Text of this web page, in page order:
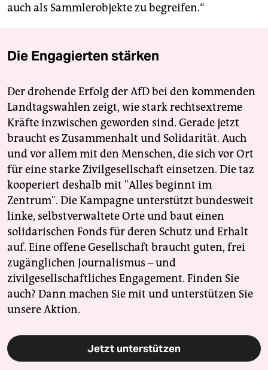
auch als Sammlerobjekte zu begreifen.“
Die Engagierten stärken
Der drohende Erfolg der AfD bei den kommenden
Landtagswahlen zeigt, wie stark rechtsextreme
Kräfte inzwischen geworden sind. Gerade jetzt
braucht es Zusammenhalt und Solidarität. Auch
und vor allem mit den Menschen, die sich vor Ort
für eine starke Zivilgesellschaft einsetzen. Die taz
kooperiert deshalb mit "Alles beginnt im
Zentrum". Die Kampagne unterstützt bundesweit
linke, selbstverwaltete Orte und baut einen
solidarischen Fonds für deren Schutz und Erhalt
auf. Eine offene Gesellschaft braucht guten, frei
zugänglichen Journalismus – und
zivilgesellschaftliches Engagement. Finden Sie
auch? Dann machen Sie mit und unterstützen Sie
unsere Aktion.
Jetzt unterstützen